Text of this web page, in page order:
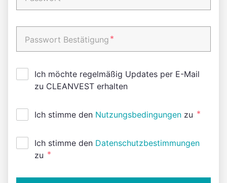
Passwort Bestätigung *
Ich möchte regelmäßig Updates per E-Mail
zu CLEANVEST erhalten
Ich stimme den Nutzungsbedingungen zu *
Ich stimme den Datenschutzbestimmungen
zu *